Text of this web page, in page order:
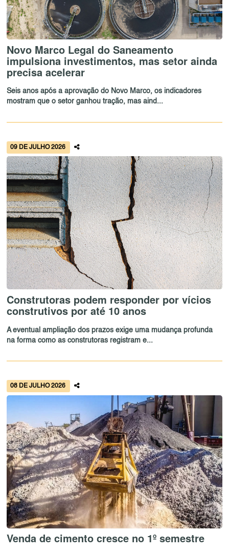
Novo Marco Legal do Saneamento
impulsiona investimentos, mas setor ainda
precisa acelerar
Seis anos após a aprovação do Novo Marco, os indicadores
mostram que o setor ganhou tração, mas aind...
09 DE JULHO 2026
Construtoras podem responder por vícios
construtivos por até 10 anos
A eventual ampliação dos prazos exige uma mudança profunda
na forma como as construtoras registram e...
08 DE JULHO 2026
Venda de cimento cresce no 1º semestre